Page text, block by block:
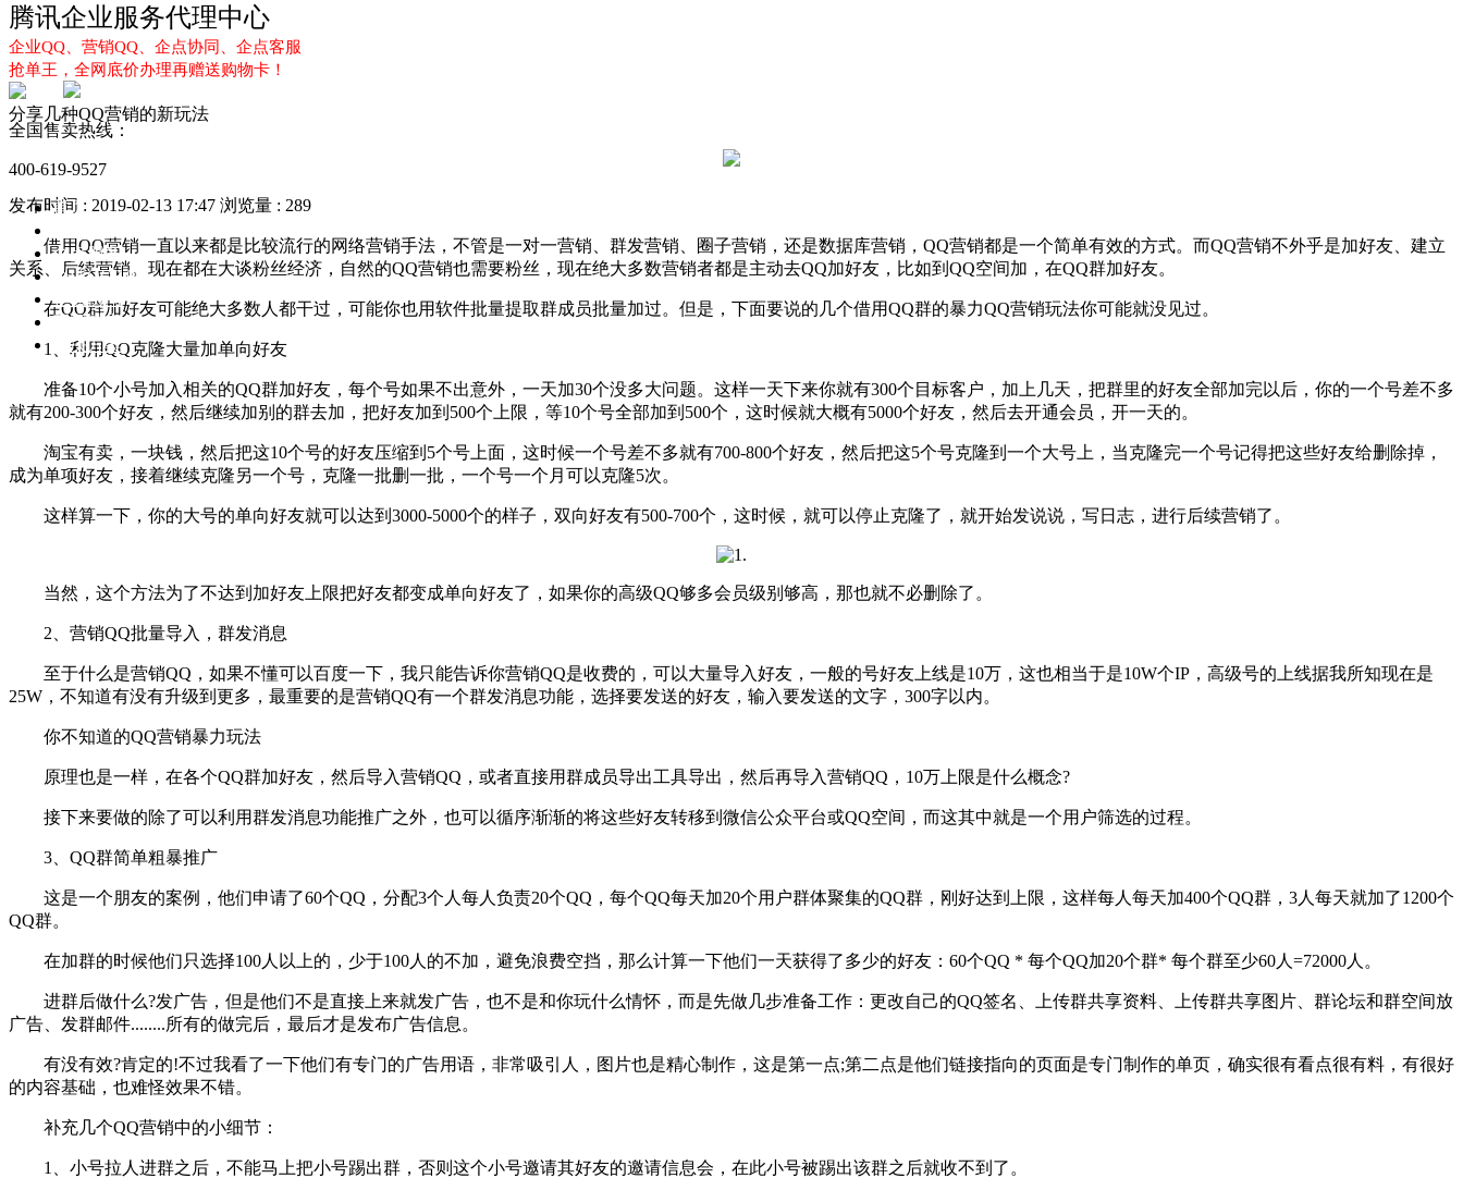
腾讯企业服务代理中心
企业QQ、营销QQ、企点协同、企点客服
抢单王，全网底价办理再赠送购物卡！
全国售卖热线：
400-619-9527
首页
企点服务
企业QQ2.0
企点协同
新闻动态
解决方案
分享几种QQ营销的新玩法
发布时间 : 2019-02-13 17:47 浏览量 : 289
借用QQ营销一直以来都是比较流行的网络营销手法，不管是一对一营销、群发营销、圈子营销，还是数据库营销，QQ营销都是一个简单有效的方式。而QQ营销不外乎是加好友、建立
关系、后续营销。现在都在大谈粉丝经济，自然的QQ营销也需要粉丝，现在绝大多数营销者都是主动去QQ加好友，比如到QQ空间加，在QQ群加好友。
在QQ群加好友可能绝大多数人都干过，可能你也用软件批量提取群成员批量加过。但是，下面要说的几个借用QQ群的暴力QQ营销玩法你可能就没见过。
1、利用QQ克隆大量加单向好友
准备10个小号加入相关的QQ群加好友，每个号如果不出意外，一天加30个没多大问题。这样一天下来你就有300个目标客户，加上几天，把群里的好友全部加完以后，你的一个号差不多
就有200-300个好友，然后继续加别的群去加，把好友加到500个上限，等10个号全部加到500个，这时候就大概有5000个好友，然后去开通会员，开一天的。
淘宝有卖，一块钱，然后把这10个号的好友压缩到5个号上面，这时候一个号差不多就有700-800个好友，然后把这5个号克隆到一个大号上，当克隆完一个号记得把这些好友给删除掉，
成为单项好友，接着继续克隆另一个号，克隆一批删一批，一个号一个月可以克隆5次。
这样算一下，你的大号的单向好友就可以达到3000-5000个的样子，双向好友有500-700个，这时候，就可以停止克隆了，就开始发说说，写日志，进行后续营销了。
当然，这个方法为了不达到加好友上限把好友都变成单向好友了，如果你的高级QQ够多会员级别够高，那也就不必删除了。
2、营销QQ批量导入，群发消息
至于什么是营销QQ，如果不懂可以百度一下，我只能告诉你营销QQ是收费的，可以大量导入好友，一般的号好友上线是10万，这也相当于是10W个IP，高级号的上线据我所知现在是
25W，不知道有没有升级到更多，最重要的是营销QQ有一个群发消息功能，选择要发送的好友，输入要发送的文字，300字以内。
你不知道的QQ营销暴力玩法
原理也是一样，在各个QQ群加好友，然后导入营销QQ，或者直接用群成员导出工具导出，然后再导入营销QQ，10万上限是什么概念?
接下来要做的除了可以利用群发消息功能推广之外，也可以循序渐渐的将这些好友转移到微信公众平台或QQ空间，而这其中就是一个用户筛选的过程。
3、QQ群简单粗暴推广
这是一个朋友的案例，他们申请了60个QQ，分配3个人每人负责20个QQ，每个QQ每天加20个用户群体聚集的QQ群，刚好达到上限，这样每人每天加400个QQ群，3人每天就加了1200个
QQ群。
在加群的时候他们只选择100人以上的，少于100人的不加，避免浪费空挡，那么计算一下他们一天获得了多少的好友：60个QQ * 每个QQ加20个群* 每个群至少60人=72000人。
进群后做什么?发广告，但是他们不是直接上来就发广告，也不是和你玩什么情怀，而是先做几步准备工作：更改自己的QQ签名、上传群共享资料、上传群共享图片、群论坛和群空间放
广告、发群邮件........所有的做完后，最后才是发布广告信息。
有没有效?肯定的!不过我看了一下他们有专门的广告用语，非常吸引人，图片也是精心制作，这是第一点;第二点是他们链接指向的页面是专门制作的单页，确实很有看点很有料，有很好
的内容基础，也难怪效果不错。
补充几个QQ营销中的小细节：
1、小号拉人进群之后，不能马上把小号踢出群，否则这个小号邀请其好友的邀请信息会，在此小号被踢出该群之后就收不到了。